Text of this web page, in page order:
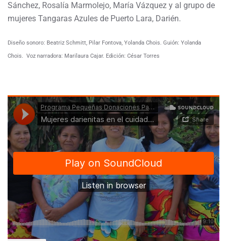
Sánchez, Rosalía Marmolejo, María Vázquez y al grupo de
mujeres Tangaras Azules de Puerto Lara, Darién.
Diseño sonoro: Beatriz Schmitt, Pilar Fontova, Yolanda Chois. Guión: Yolanda
Chois. Voz narradora: Marilaura Cajar. Edición: César Torres